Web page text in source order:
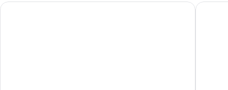
Impiana Private Villas Ubud The